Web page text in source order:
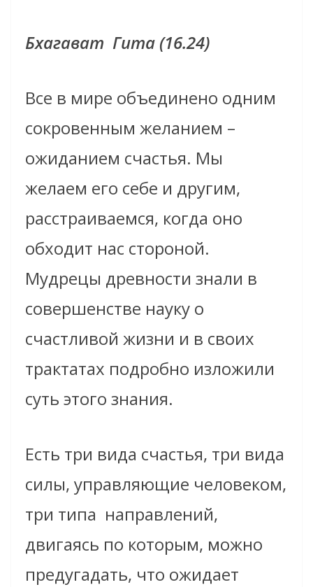
Бхагават Гита (16.24)
Все в мире объединено одним
сокровенным желанием –
ожиданием счастья. Мы
желаем его себе и другим,
расстраиваемся, когда оно
обходит нас стороной.
Мудрецы древности знали в
совершенстве науку о
счастливой жизни и в своих
трактатах подробно изложили
суть этого знания.
Eсть три вида счастья, три вида
силы, управляющиe человеком,
три типа направлений,
двигаясь по которым, можно
предугадать, что ожидает